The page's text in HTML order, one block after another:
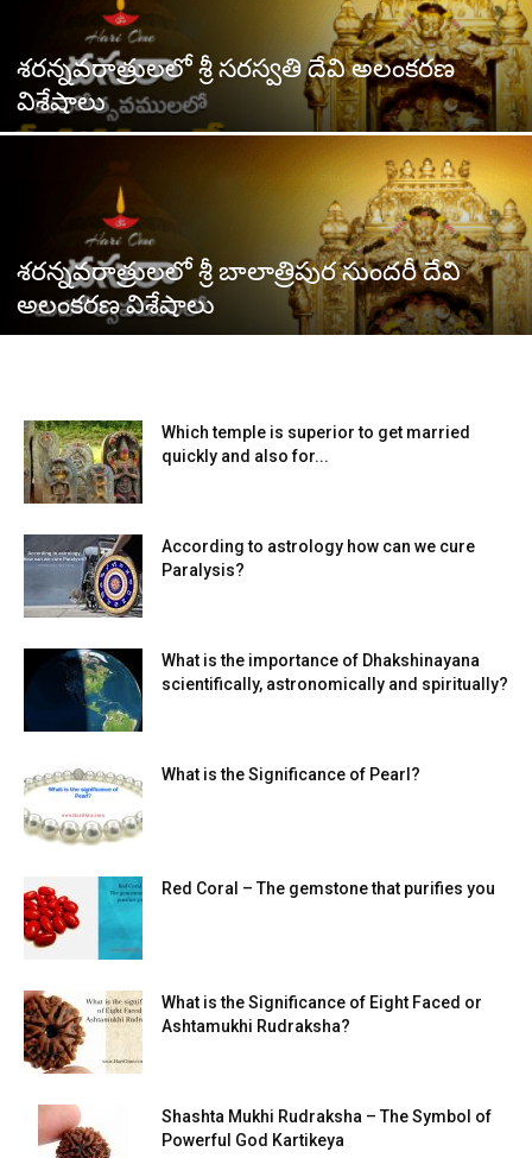
శరన్నవరాత్రులలో శ్రీ సరస్వతి దేవి అలంకరణ
విశేషాలు
శరన్నవరాత్రులలో శ్రీ బాలాత్రిపుర సుందరీ దేవి
అలంకరణ విశేషాలు
Which temple is superior to get married
quickly and also for...
According to astrology how can we cure
Paralysis?
What is the importance of Dhakshinayana
scientifically, astronomically and spiritually?
What is the Significance of Pearl?
Red Coral – The gemstone that purifies you
What is the Significance of Eight Faced or
Ashtamukhi Rudraksha?
Shashta Mukhi Rudraksha – The Symbol of
Powerful God Kartikeya